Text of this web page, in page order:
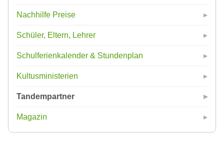
Nachhilfe Preise
Schüler, Eltern, Lehrer
Schulferienkalender & Stundenplan
Kultusministerien
Tandempartner
Magazin